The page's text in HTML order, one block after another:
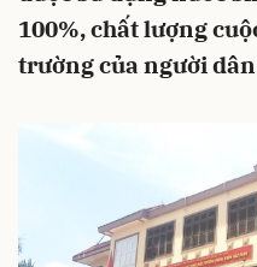
100%, chất lượng
trường của người